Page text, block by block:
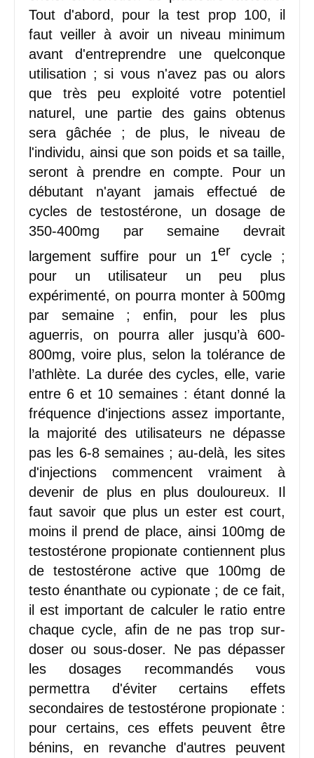
Tout d'abord, pour la test prop 100, il
faut veiller à avoir un niveau minimum
avant d'entreprendre une quelconque
utilisation ; si vous n'avez pas ou alors
que très peu exploité votre potentiel
naturel, une partie des gains obtenus
sera gâchée ; de plus, le niveau de
l'individu, ainsi que son poids et sa taille,
seront à prendre en compte. Pour un
débutant n'ayant jamais effectué de
cycles de testostérone, un dosage de
350-400mg par semaine devrait
largement suffire pour un 1er cycle ;
pour un utilisateur un peu plus
expérimenté, on pourra monter à 500mg
par semaine ; enfin, pour les plus
aguerris, on pourra aller jusqu’à 600-
800mg, voire plus, selon la tolérance de
l’athlète. La durée des cycles, elle, varie
entre 6 et 10 semaines : étant donné la
fréquence d'injections assez importante,
la majorité des utilisateurs ne dépasse
pas les 6-8 semaines ; au-delà, les sites
d'injections commencent vraiment à
devenir de plus en plus douloureux. Il
faut savoir que plus un ester est court,
moins il prend de place, ainsi 100mg de
testostérone propionate contiennent plus
de testostérone active que 100mg de
testo énanthate ou cypionate ; de ce fait,
il est important de calculer le ratio entre
chaque cycle, afin de ne pas trop sur-
doser ou sous-doser. Ne pas dépasser
les dosages recommandés vous
permettra d'éviter certains effets
secondaires de testostérone propionate :
pour certains, ces effets peuvent être
bénins, en revanche d'autres peuvent